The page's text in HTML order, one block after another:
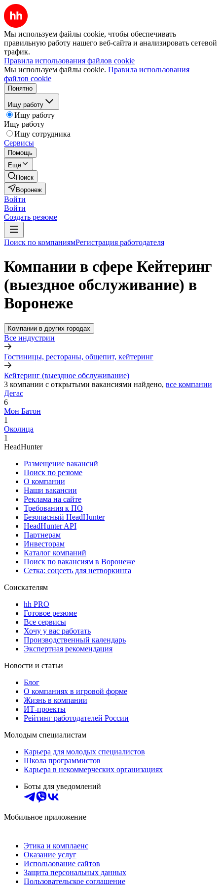
Мы используем файлы cookie, чтобы обеспечивать
правильную работу нашего веб-сайта и анализировать сетевой
трафик.
Правила использования файлов cookie
Мы используем файлы cookie. Правила использования
файлов cookie
Понятно
Ищу работу
Ищу работу
Ищу работу
Ищу сотрудника
Сервисы
Помощь
Ещё
Поиск
Воронеж
Войти
Войти
Создать резюме
Поиск по компаниямРегистрация работодателя
Компании в сфере Кейтеринг
(выездное обслуживание) в
Воронеже
Компании в других городах
Все индустрии
Гостиницы, рестораны, общепит, кейтеринг
Кейтеринг (выездное обслуживание)
3 компании с открытыми вакансиями найдено, все компании
Дегас
6
Мон Батон
1
Околица
1
HeadHunter
Размещение вакансий
Поиск по резюме
О компании
Наши вакансии
Реклама на сайте
Требования к ПО
Безопасный HeadHunter
HeadHunter API
Партнерам
Инвесторам
Каталог компаний
Поиск по вакансиям в Воронеже
Сетка: соцсеть для нетворкинга
Соискателям
hh PRO
Готовое резюме
Все сервисы
Хочу у вас работать
Производственный календарь
Экспертная рекомендация
Новости и статьи
Блог
О компаниях в игровой форме
Жизнь в компании
ИТ-проекты
Рейтинг работодателей России
Молодым специалистам
Карьера для молодых специалистов
Школа программистов
Карьера в некоммерческих организациях
Боты для уведомлений
Мобильное приложение
Этика и комплаенс
Оказание услуг
Использование сайтов
Защита персональных данных
Пользовательское соглашение